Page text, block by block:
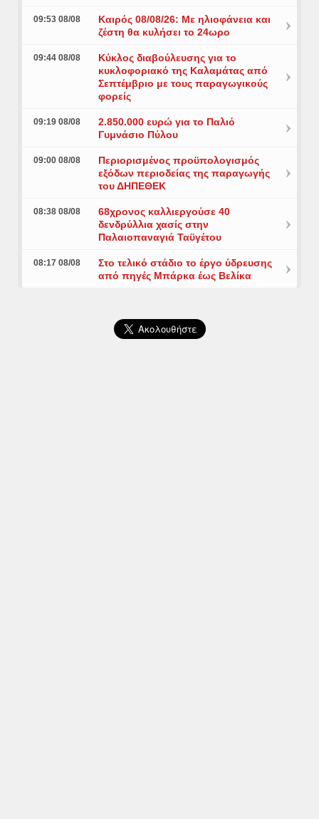
09:53 08/08
Καιρός 08/08/26: Με ηλιοφάνεια και
ζέστη θα κυλήσει το 24ωρο
09:44 08/08
Κύκλος διαβούλευσης για το
κυκλοφοριακό της Καλαμάτας από
Σεπτέμβριο με τους παραγωγικούς
φορείς
09:19 08/08
2.850.000 ευρώ για το Παλιό
Γυμνάσιο Πύλου
09:00 08/08
Περιορισμένος προϋπολογισμός
εξόδων περιοδείας της παραγωγής
του ΔΗΠΕΘΕΚ
08:38 08/08
68χρονος καλλιεργούσε 40
δενδρύλλια χασίς στην
Παλαιοπαναγιά Ταϋγέτου
08:17 08/08
Στο τελικό στάδιο το έργο ύδρευσης
από πηγές Μπάρκα έως Βελίκα